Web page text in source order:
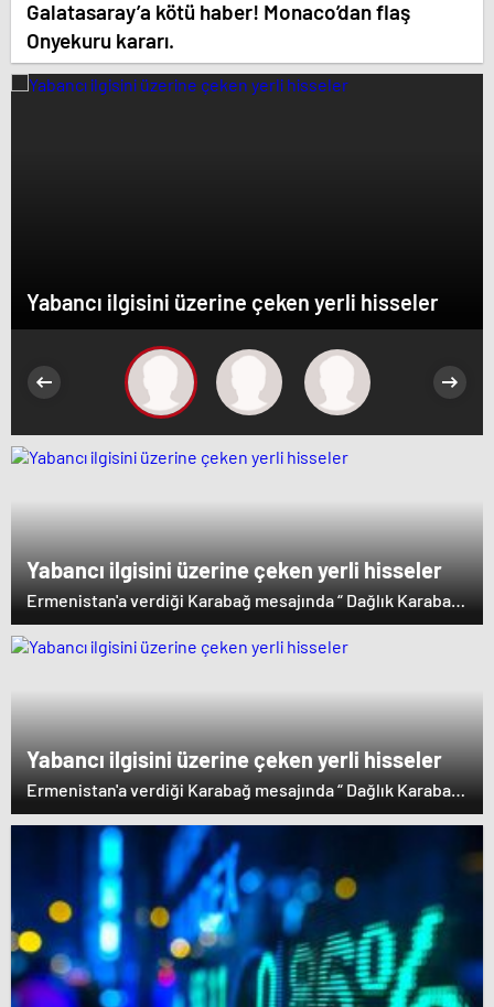
Galatasaray’a kötü haber! Monaco’dan flaş
Onyekuru kararı.
Yabancı ilgisini üzerine çeken yerli hisseler
Yabancı ilgisini üzerine çeken yerli hisseler
Ermenistan'a verdiği Karabağ mesajında “ Dağlık Karabağ
ve çevresindeki bölgeler Azerbaycan Cumhuriyeti'nin
ayrılmaz bir parçasıdır” dedi. İstifa çağrılarını kabul
desteği saklamayan Fransa Cumhurbaşkanı Macron ise
dikkat çeken bir ziyaret gerçekleştirdi.
Yabancı ilgisini üzerine çeken yerli hisseler
Ermenistan'a verdiği Karabağ mesajında “ Dağlık Karabağ
ve çevresindeki bölgeler Azerbaycan Cumhuriyeti'nin
ayrılmaz bir parçasıdır” dedi. İstifa çağrılarını kabul
etmeyen Başbakan Paşinyan Dağlık karabağ'ın sözde
lideri Arayik Harutyunyan'la görüştü. Ermenistan'a verdiği
desteği saklamayan Fransa Cumhurbaşkanı Macron ise
dikkat çeken bir ziyaret gerçekleştirdi.